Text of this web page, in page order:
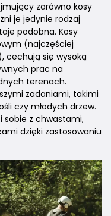
zarówno kosy
je jedynie rodzaj
podobna. Kosy
(najczęściej
cechują się wysoką
prac na
terenach.
zadaniami, takimi
czy młodych drzew.
sobie z chwastami,
dzięki zastosowaniu